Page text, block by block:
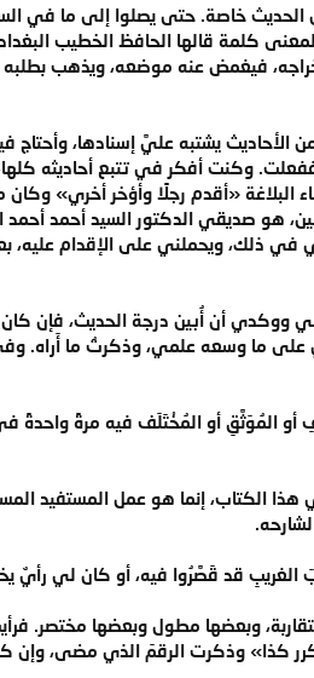
الحديث خاصة. حتى يصلوا إلى ما في
فيغمض عنه موضعه، ويذهب بطلبه
الأحاديث يشتبه عليَّ إسنادها،
وكنت أفكر في تتبع أحاديثه
«أقدم رجلًا وأؤخر أخري» وكان
هو صديقي الدكتور السيد أحمد أحمد
ذلك، ويحملني على الإقدام عليه،
ووكدي أن أُبين درجة الحديث، فإن
ما وسعه علمي، وذكرتُ ما أَراه.
المُوَثَّقِ أو المُخْتَلَف فيه مرةً واحدةً
إنما هو عمل المستفيد
قد قَصَّرُوا فيه، أو كان لي رأيٌ
وبعضها مطول وبعضها مختصر.
كذا» وذكرت الرقمَ الذي مضى، وإن